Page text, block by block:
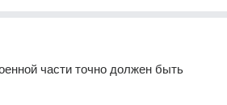
части точно должен быть